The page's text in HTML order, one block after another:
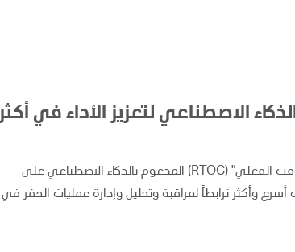
الاصطناعي لتعزيز الأداء في أكثر
أعلنت "أدنوك" اليوم عن تطبيق ونشر نظام "مركز متابعة العمليات في الوقت الفعلي" (RTOC) المدعوم بالذكاء الاصطناعي على
العمل أساليب أسرع وأكثر ترابطاً لمراقبة وتحليل وإدارة عمليات الحفر في